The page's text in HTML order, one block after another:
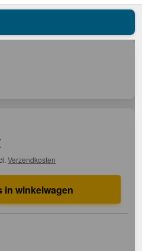
Verzendkosten
in winkelwagen